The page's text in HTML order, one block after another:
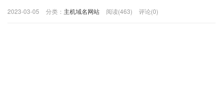
2023-03-05 分类： 主机域名网站 阅读(463) 评论(0)